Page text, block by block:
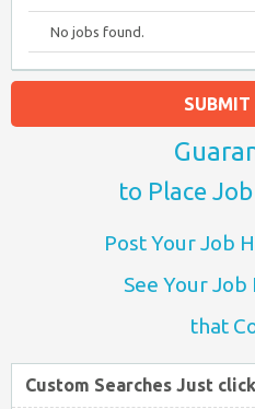
No jobs found.
to Place
Post Your Job
See Your
that
Custom Searches Just